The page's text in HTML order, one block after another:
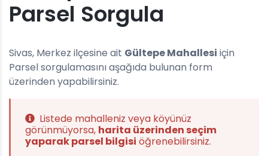
Parsel Sorgula
Sivas, Merkez ilçesine ait Gültepe Mahallesi için
Parsel sorgulamasını aşağıda bulunan form
üzerinden yapabilirsiniz.
Listede mahalleniz veya köyünüz
görünmüyorsa, harita üzerinden seçim
yaparak parsel bilgisi öğrenebilirsiniz.